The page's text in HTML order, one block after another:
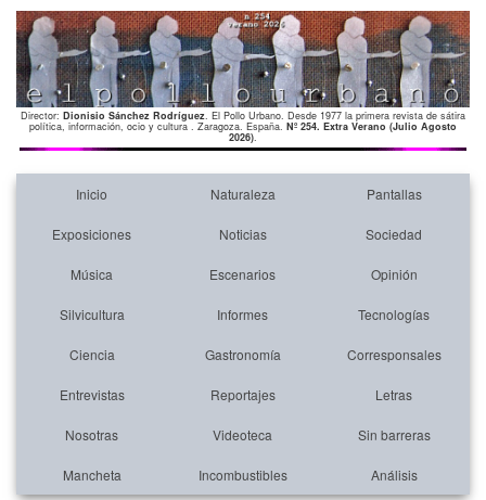
Director: Dionisio Sánchez Rodríguez. El Pollo Urbano. Desde 1977 la primera revista de sátira
política, información, ocio y cultura . Zaragoza. España. Nº 254. Extra Verano (Julio Agosto
2026).
Inicio Naturaleza Pantallas
Exposiciones Noticias Sociedad
Música Escenarios Opinión
Silvicultura Informes Tecnologías
Ciencia Gastronomía Corresponsales
Entrevistas Reportajes Letras
Nosotras Videoteca Sin barreras
Mancheta Incombustibles Análisis